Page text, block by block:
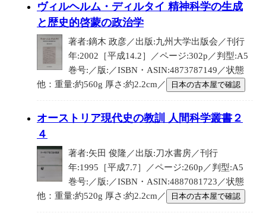
ヴィルヘルム・ディルタイ 精神科学の生成
と歴史的啓蒙の政治学
著者:鏑木 政彦／出版:九州大学出版会／刊行
年:2002［平成14.2］／ページ:302p／判型:A5
巻号:／版:／ISBN・ASIN:4873787149／状態
他：重量:約560g 厚さ:約2.2cm／
日本の古本屋で確認
オーストリア現代史の教訓 人間科学叢書２
４
著者:矢田 俊隆／出版:刀水書房／刊行
年:1995［平成7.7］／ページ:260p／判型:A5
巻号:／版:／ISBN・ASIN:4887081723／状態
他：重量:約520g 厚さ:約2.2cm／
日本の古本屋で確認